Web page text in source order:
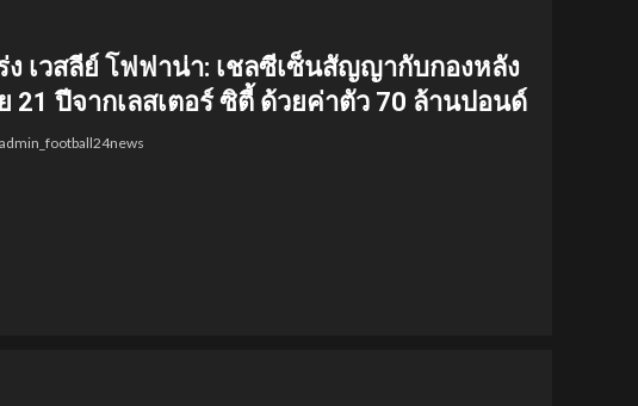
เวสลีย์ โฟฟาน่า: เชลซีเซ็นสัญญากับกองหลัง
21 ปีจากเลสเตอร์ ซิตี้ ด้วยค่าตัว 70 ล้านปอนด์
admin_football24news